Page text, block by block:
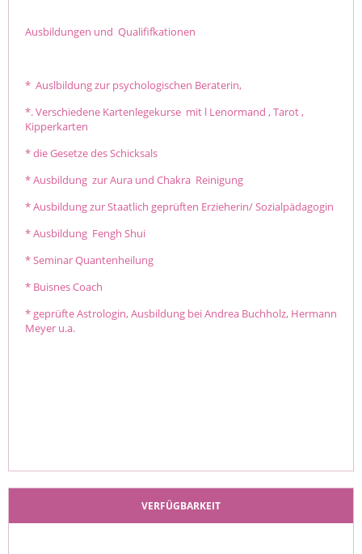
Ausbildungen und Qualififkationen
* Auslbildung zur psychologischen Beraterin,
*. Verschiedene Kartenlegekurse mit l Lenormand , Tarot ,
Kipperkarten
* die Gesetze des Schicksals
* Ausbildung zur Aura und Chakra Reinigung
* Ausbildung zur Staatlich geprüften Erzieherin/ Sozialpädagogin
* Ausbildung Fengh Shui
* Seminar Quantenheilung
* Buisnes Coach
* geprüfte Astrologin, Ausbildung bei Andrea Buchholz, Hermann
Meyer u.a.
VERFÜGBARKEIT